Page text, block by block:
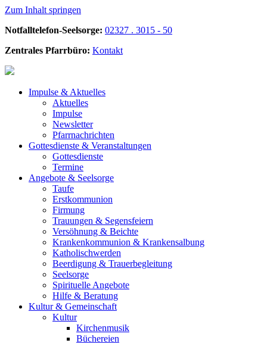
Zum Inhalt springen
Notfalltelefon-Seelsorge: 02327 . 3015 - 50
Zentrales Pfarrbüro: Kontakt
Impulse & Aktuelles
Aktuelles
Impulse
Newsletter
Pfarrnachrichten
Gottesdienste & Veranstaltungen
Gottesdienste
Termine
Angebote & Seelsorge
Taufe
Erstkommunion
Firmung
Trauungen & Segensfeiern
Versöhnung & Beichte
Krankenkommunion & Krankensalbung
Katholischwerden
Beerdigung & Trauerbegleitung
Seelsorge
Spirituelle Angebote
Hilfe & Beratung
Kultur & Gemeinschaft
Kultur
Kirchenmusik
Büchereien